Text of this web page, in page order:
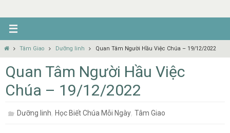
HomeTâm Giao Dưỡng linh Quan Tâm Người Hầu Việc Chúa – 19/12/2022
Quan Tâm Người Hầu Việc
Chúa – 19/12/2022
Dưỡng linh,Học Biết Chúa Mỗi Ngày,Tâm Giao